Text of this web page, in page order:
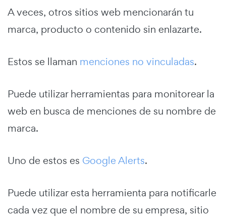
A veces, otros sitios web mencionarán tu
marca, producto o contenido sin enlazarte.
Estos se llaman menciones no vinculadas.
Puede utilizar herramientas para monitorear la
web en busca de menciones de su nombre de
marca.
Uno de estos es Google Alerts.
Puede utilizar esta herramienta para notificarle
cada vez que el nombre de su empresa, sitio